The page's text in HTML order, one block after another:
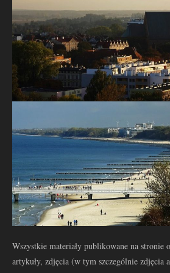
Wszystkie materiały publikowane na stronie
artykuły, zdjęcia (w tym szczególnie zdjęcia